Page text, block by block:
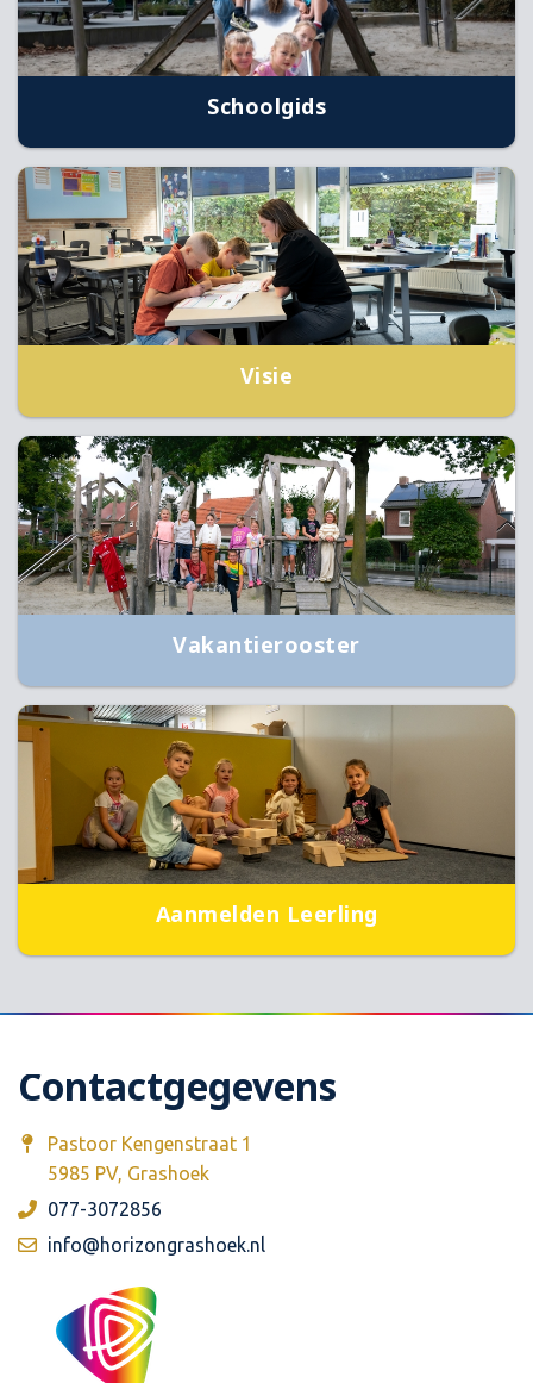
Schoolgids
Visie
Vakantierooster
Aanmelden Leerling
Contactgegevens
Pastoor Kengenstraat 1
5985 PV, Grashoek
077-3072856
info@horizongrashoek.nl